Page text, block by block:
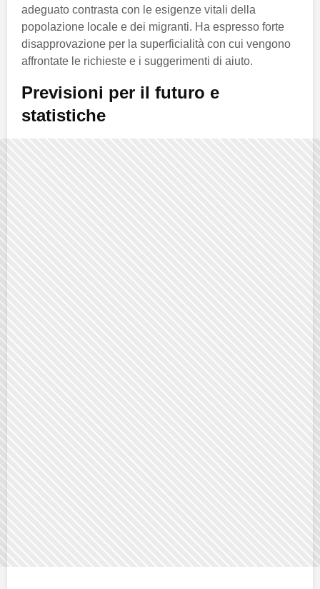
adeguato contrasta con le esigenze vitali della
popolazione locale e dei migranti. Ha espresso forte
disapprovazione per la superficialità con cui vengono
affrontate le richieste e i suggerimenti di aiuto.
Previsioni per il futuro e
statistiche